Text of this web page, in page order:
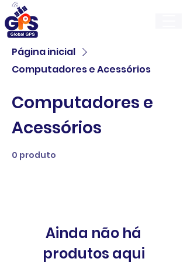
Página inicial
Computadores e Acessórios
Computadores e
Acessórios
0 produto
Ainda não há
produtos aqui